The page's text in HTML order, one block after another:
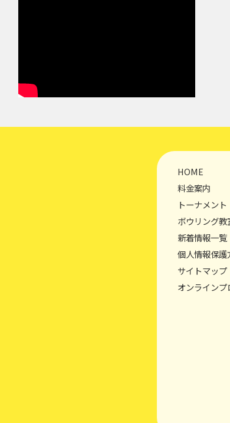
HOME
料金案内
トーナメント
ボウリング教
新着情報一覧
個人情報保護
サイトマップ
オンライン